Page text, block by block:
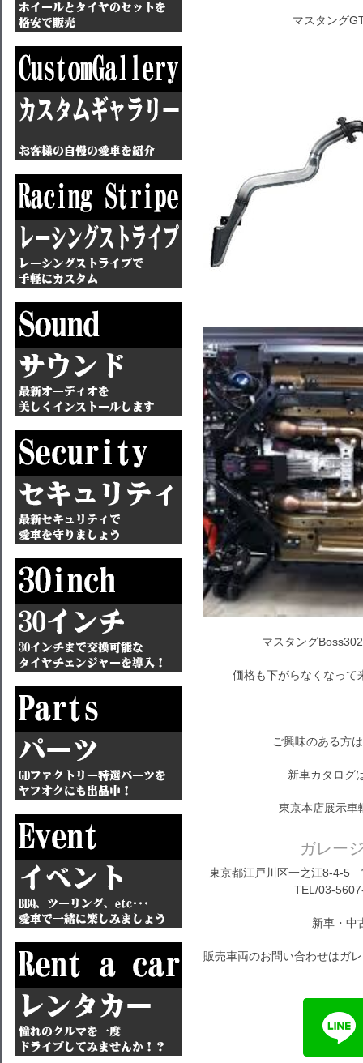
マスタング
マスタング
価格も下がらなくなって
ご興味のある方
新車カタログ
東京本店展示
ガレー
東京都江戸川区一之江8-4-5
TEL/03-
新車・中
販売車両のお問い合わせはガ